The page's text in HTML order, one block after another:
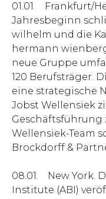
01.01. Frankfurt/
Jahresbeginn
wilhelm und die
hermann
neue Gruppe
120 Berufsträger.
eine strategische
Jobst Wellensiek
Geschäftsführung
Wellensiek-Team
Brockdorff &
08.01. New York.
Institute (ABI)